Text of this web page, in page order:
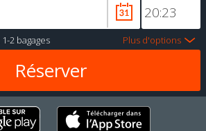
1-2 bagages Plus d'options